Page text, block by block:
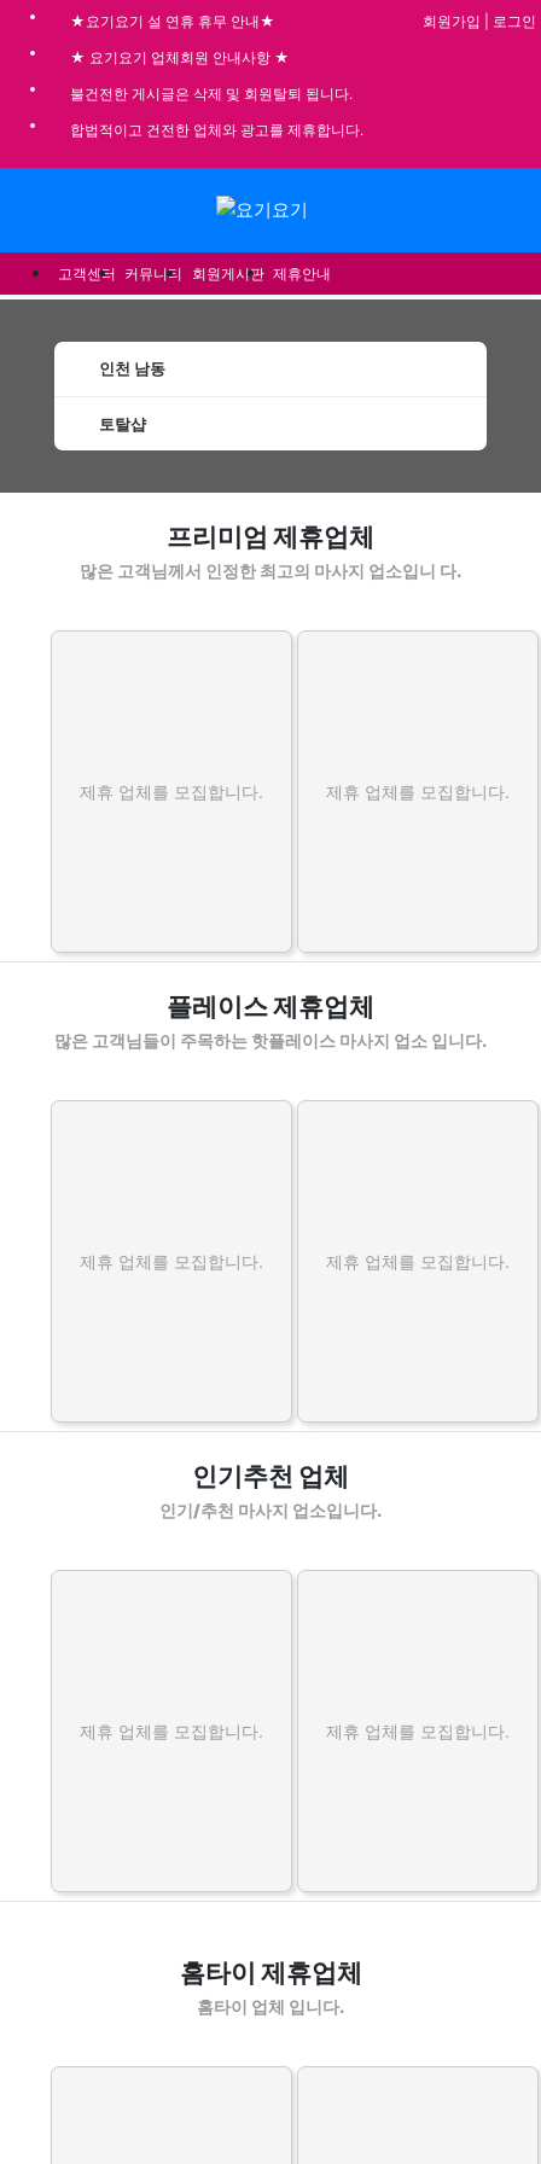
★요기요기 설 연휴 휴무 안내★
★ 요기요기 업체회원 안내사항 ★
불건전한 게시글은 삭제 및 회원탈퇴 됩니다.
합법적이고 건전한 업체와 광고를 제휴합니다.
회원가입 로그인
고객센터 커뮤니티 회원게시판 제휴안내
인천 남동
토탈샵
프리미엄 제휴업체
많은 고객님께서 인정한 최고의 마사지 업소입니 다.
제휴 업체를 모집합니다. 제휴 업체를 모집합니다.
플레이스 제휴업체
많은 고객님들이 주목하는 핫플레이스 마사지 업소 입니다.
제휴 업체를 모집합니다. 제휴 업체를 모집합니다.
인기추천 업체
인기/추천 마사지 업소입니다.
제휴 업체를 모집합니다. 제휴 업체를 모집합니다.
홈타이 제휴업체
홈타이 업체 입니다.